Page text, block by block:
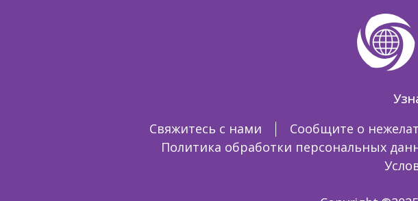
Свяжитесь с нами
Сообщите о
Политика обработки персональных